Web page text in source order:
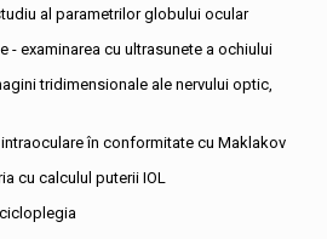
al parametrilor globului ocular
- examinarea cu ultrasunete a ochiului
tridimensionale ale nervului optic,
în conformitate cu Maklakov
cu calculul puterii IOL